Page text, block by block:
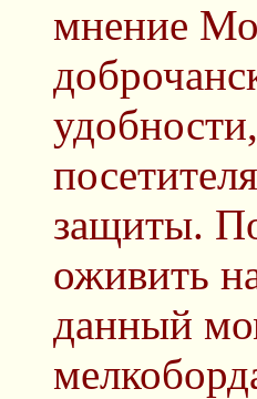
мнение
защиты.
оживить
данный